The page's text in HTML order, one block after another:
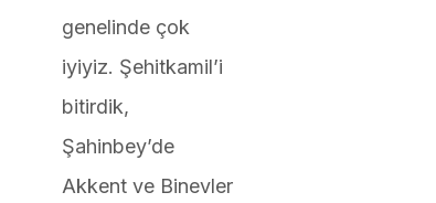
genelinde çok
iyiyiz. Şehitkamil’i
bitirdik,
Şahinbey’de
Akkent ve Binevler